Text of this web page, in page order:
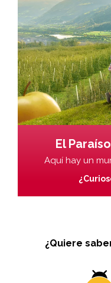
El
Aquí hay un
¿Quiere